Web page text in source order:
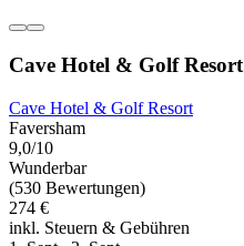
Cave Hotel & Golf Resort
Cave Hotel & Golf Resort
Faversham
9,0/10
Wunderbar
(530 Bewertungen)
274 €
inkl. Steuern & Gebühren